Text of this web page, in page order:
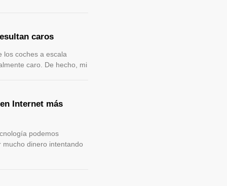
caros
los coches a escala
caro. De hecho, mi
Internet más
podemos
mucho dinero intentando